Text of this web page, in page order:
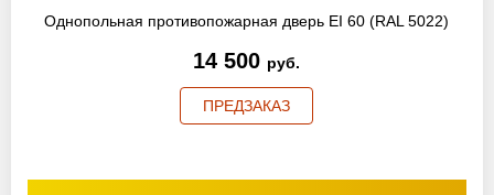
Однопольная противопожарная дверь EI 60 (RAL 5022)
14 500 руб.
ПРЕДЗАКАЗ